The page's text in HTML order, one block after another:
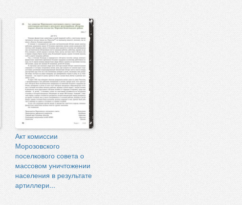
Акт комиссии
Морозовского
поселкового совета о
массовом уничтожении
населения в результате
артиллери...